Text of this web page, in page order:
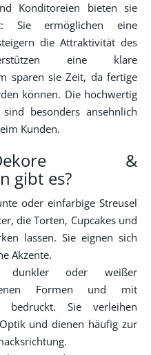
Konditoreien bieten sie
Sie ermöglichen eine
die Attraktivität des
eine klare
sparen sie Zeit, da fertige
können. Die hochwertig
besonders ansehnlich
Kunden.
&
gibt es?
oder einfarbige Streusel
die Torten, Cupcakes und
lassen. Sie eignen sich
Akzente.
oder weißer
Formen und mit
bedruckt. Sie verleihen
und dienen häufig zur